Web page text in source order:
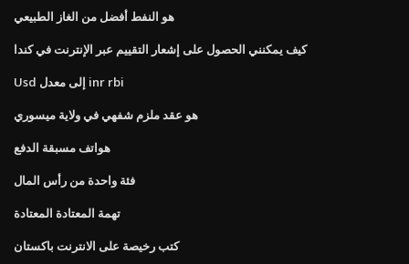
هو النفط أفضل من الغاز الطبيعي
كيف يمكنني الحصول على إشعار التقييم عبر الإنترنت في كندا
Usd إلى معدل inr rbi
هو عقد ملزم شفهي في ولاية ميسوري
هواتف مسبقة الدفع
فئة واحدة من رأس المال
تهمة المعتادة المعتادة
كتب رخيصة على الانترنت باكستان